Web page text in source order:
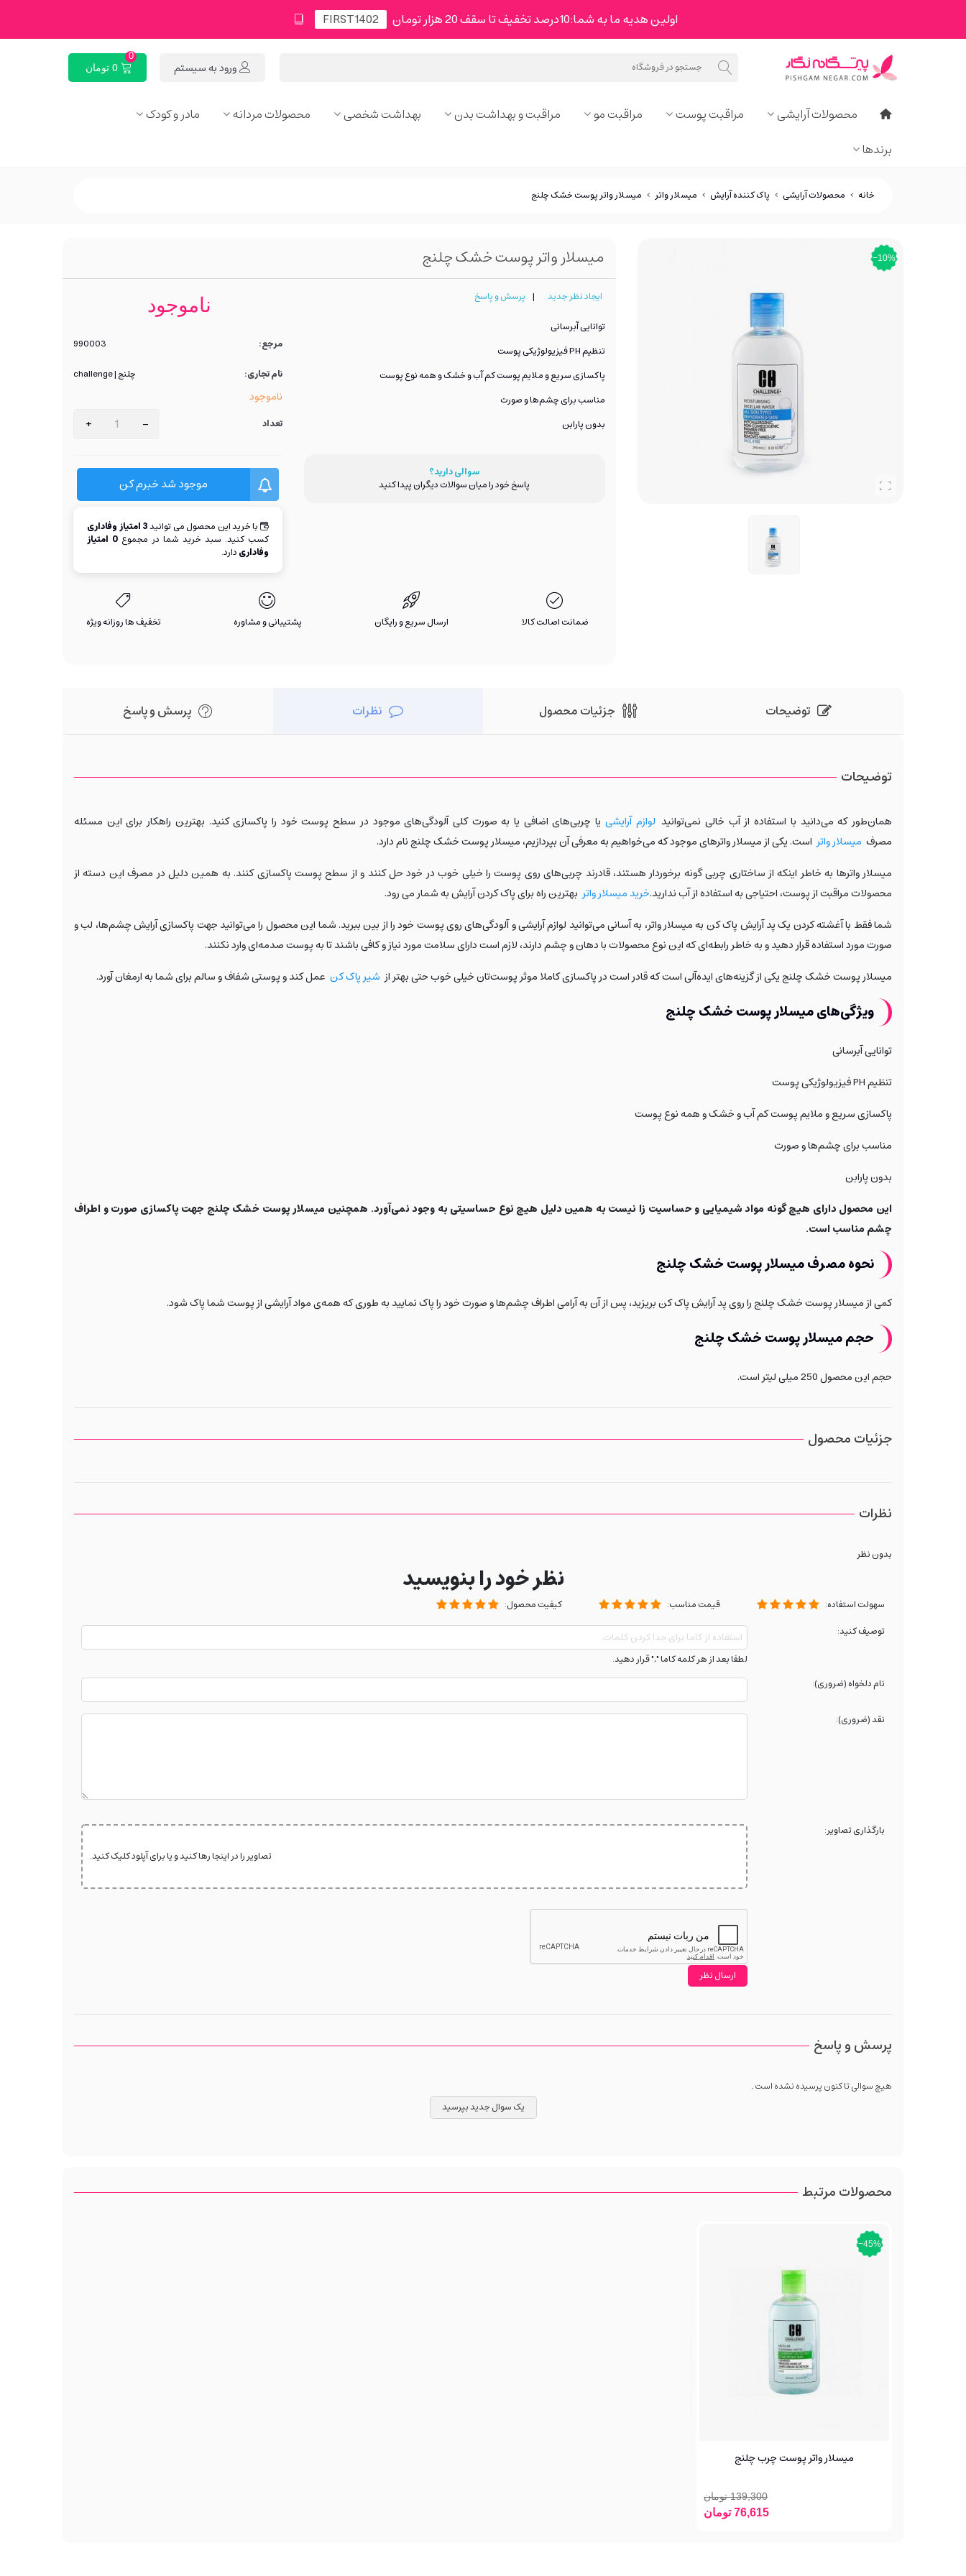
اولین هدیه ما به شما:10درصد تخفیف تا سقف 20 هزار تومان
ورود به سیستم
0
0 تومان
محصولات آرایشی مراقبت پوست مراقبت مو مراقبت و بهداشت بدن بهداشت شخصی محصولات مردانه
مادر و کودک
برندها
خانه > محصولات آرایشی > پاک کننده آرایش > میسلار واتر > میسلار واتر پوست خشک چلنج
‎−10% میسلار واتر پوست خشک چلنج
ایجاد نظر جدید | پرسش و پاسخ
توانایی آبرسانی
تنظیم PH فیزیولوژیکی پوست
پاکسازی سریع و ملایم پوست کم آب و خشک و همه نوع پوست
مناسب برای چشم‌ها و صورت
بدون پارابن
سوالی دارید؟
پاسخ خود را میان سوالات دیگران پیدا کنید
ناموجود
مرجع:
990003
نام تجاری:
چلنج | challenge
ناموجود
تعداد -
+
موجود شد خبرم کن
با خرید این محصول می توانید3امتیاز وفاداری
کسب کنید. سبد خرید شما در مجموع 0 امتیاز
وفاداریدارد.
ضمانت اصالت کالا ارسال سریع و رایگان پشتیبانی و مشاوره تخفیف ها روزانه ویژه
توضیحات جزئیات محصول نظرات پرسش و پاسخ
توضیحات
همان‌طور که می‌دانید با استفاده از آب خالی نمی‌توانید لوازم آرایشی یا چربی‌های اضافی یا به صورت کلی آلودگی‌های موجود در سطح پوست خود را پاکسازی کنید. بهترین راهکار برای این مسئله
مصرف میسلار واتراست. یکی از میسلار واترهای موجود که می‌خواهیم به معرفی آن بپردازیم، میسلار پوست خشک چلنج نام دارد.
میسلار واترها به خاطر اینکه از ساختاری چربی گونه برخوردار هستند، قادرند چربی‌های روی پوست را خیلی خوب در خود حل کنند و از سطح پوست پاکسازی کنند. به همین دلیل در مصرف این دسته از
محصولات مراقبت از پوست، احتیاجی به استفاده از آب ندارید.خرید میسلار واتربهترین راه برای پاک کردن آرایش به شمار می رود.
شما فقط با آغشته کردن یک پد آرایش پاک کن به میسلار واتر، به آسانی می‌توانید لوازم آرایشی و آلودگی‌های روی پوست خود را از بین ببرید. شما این محصول را می‌توانید جهت پاکسازی آرایش چشم‌ها، لب و
صورت مورد استفاده قرار دهید و به خاطر رابطه‌ای که این نوع محصولات با دهان و چشم دارند، لازم است دارای سلامت مورد نیاز و کافی باشند تا به پوست صدمه‌ای وارد نکنند.
میسلار پوست خشک چلنج یکی از گزینه‌های ایده‌آلی است که قادر است در پاکسازی کاملا موثر پوست‌تان خیلی خوب حتی بهتر از شیر پاک کن عمل کند و پوستی شفاف و سالم برای شما به ارمغان آورد.
ویژگی‌های میسلار پوست خشک چلنج
توانایی آبرسانی
تنظیم PH فیزیولوژیکی پوست
پاکسازی سریع و ملایم پوست کم آب و خشک و همه نوع پوست
مناسب برای چشم‌ها و صورت
بدون پارابن
این محصول دارای هیچ گونه مواد شیمیایی و حساسیت زا نیست به همین دلیل هیچ نوع حساسیتی به وجود نمی‌آورد. همچنین میسلار پوست خشک چلنج جهت پاکسازی صورت و اطراف
چشم مناسب است.
نحوه مصرف میسلار پوست خشک چلنج
کمی از میسلار پوست خشک چلنج را روی پد آرایش پاک کن بریزید، پس از آن به آرامی اطراف چشم‌ها و صورت خود را پاک نمایید به طوری که همه‌ی مواد آرایشی از پوست شما پاک شود.
حجم میسلار پوست خشک چلنج
حجم این محصول 250 میلی لیتر است.
جزئیات محصول
نظرات
بدون نظر
نظر خود را بنویسید
سهولت استفاده: قیمت مناسب:
کیفیت محصول:
توصیف کنید:
لطفا بعد از هر کلمه کاما "," قرار دهید.
نام دلخواه (ضروری):
نقد (ضروری):
بارگذاری تصاویر:
تصاویر را در اینجا رها کنید و یا برای آپلود کلیک کنید.
پرسش و پاسخ
هیچ سوالی تا کنون پرسیده نشده است .
یک سوال جدید بپرسید
محصولات مرتبط
‎−45%
میسلار واتر پوست چرب چلنج
139,300 تومان
76,615 تومان